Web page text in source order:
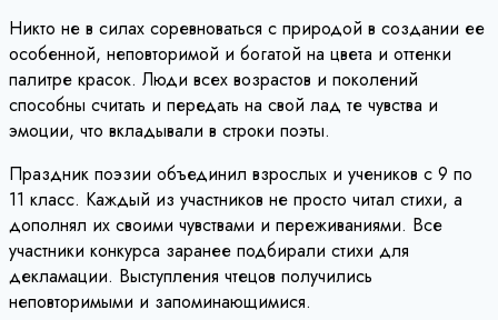
Никто не в силах соревноваться с природой в создании ее
особенной, неповторимой и богатой на цвета и оттенки
палитре красок. Люди всех возрастов и поколений
способны считать и передать на свой лад те чувства и
эмоции, что вкладывали в строки поэты.
Праздник поэзии объединил взрослых и учеников с 9 по
11 класс. Каждый из участников не просто читал стихи, а
дополнял их своими чувствами и переживаниями. Все
участники конкурса заранее подбирали стихи для
декламации. Выступления чтецов получились
неповторимыми и запоминающимися.